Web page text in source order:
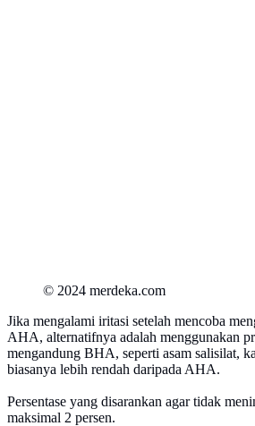
© 2024 merdeka.com
Jika mengalami iritasi setelah mencoba
AHA, alternatifnya adalah menggunakan
mengandung BHA, seperti asam salisilat,
biasanya lebih rendah daripada AHA.
Persentase yang disarankan agar tidak
maksimal 2 persen.